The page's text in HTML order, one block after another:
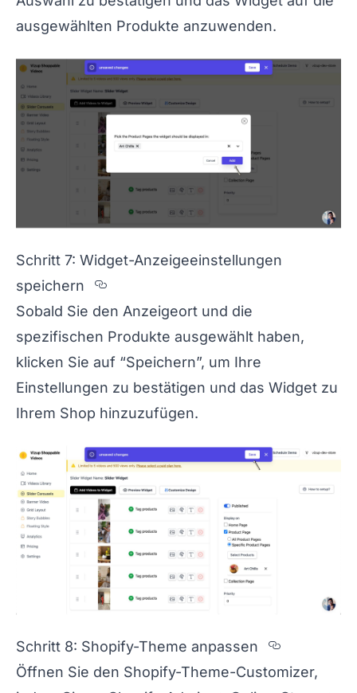
ausgewählten Produkte anzuwenden.
Schritt 7: Widget-Anzeigeeinstellungen
speichern
Section titled
Sobald Sie den Anzeigeort und die
spezifischen Produkte ausgewählt haben,
klicken Sie auf “Speichern”, um Ihre
Einstellungen zu bestätigen und das Widget zu
Ihrem Shop hinzuzufügen.
Schritt 8: Shopify-Theme anpassen
Section
Öffnen Sie den Shopify-Theme-Customizer,